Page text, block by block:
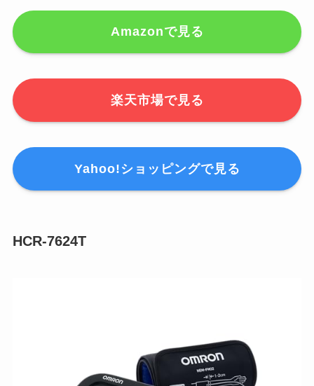
Amazonで見る
楽天市場で見る
Yahoo!ショッピングで見る
HCR-7624T